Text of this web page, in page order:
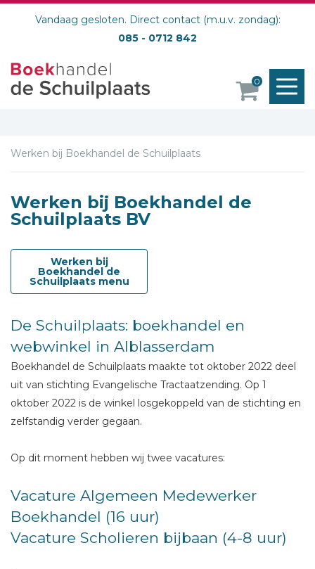
Vandaag gesloten. Direct contact (m.u.v. zondag):
085 - 0712 842
0
Werken bij Boekhandel de Schuilplaats
Werken bij Boekhandel de
Schuilplaats BV
Werken bij
Boekhandel de
Schuilplaats menu
De Schuilplaats: boekhandel en
webwinkel in Alblasserdam
Boekhandel de Schuilplaats maakte tot oktober 2022 deel
uit van stichting Evangelische Tractaatzending. Op 1
oktober 2022 is de winkel losgekoppeld van de stichting en
zelfstandig verder gegaan.
Op dit moment hebben wij twee vacatures:
Vacature Algemeen Medewerker
Boekhandel (16 uur)
Vacature Scholieren bijbaan (4-8 uur)